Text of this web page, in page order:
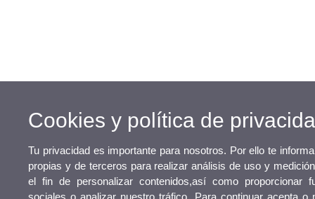
Cookies y política de
Tu privacidad es importante para nosotros. Por ello te
propias y de terceros para realizar análisis de uso y
el fin de personalizar contenidos,así como proporcionar
sociales o analizar nuestro tráfico. Para continuar acepta o